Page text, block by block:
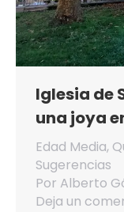
Iglesia de
una joya
Edad Media,
Sugerencias
Por Alberto
Deja un